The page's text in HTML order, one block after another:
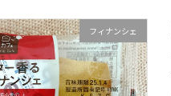
フィナンシェ